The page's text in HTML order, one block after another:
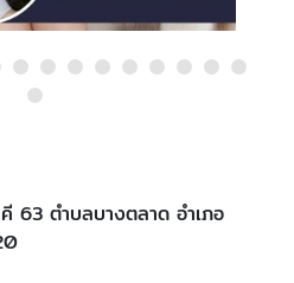
63 ตำบลบางตลาด อำเภอ